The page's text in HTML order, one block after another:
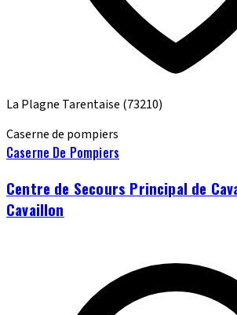
La Plagne Tarentaise (73210)
Caserne de pompiers
Caserne De Pompiers
Centre de Secours Principal de
Cavaillon